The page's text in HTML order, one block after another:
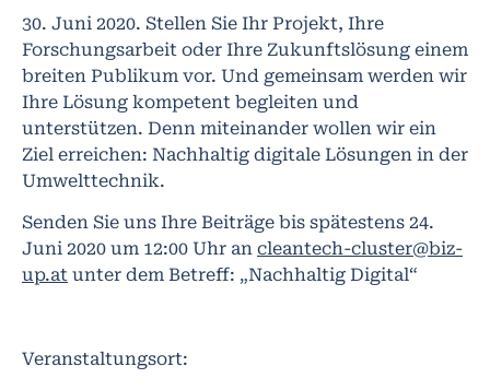
30. Juni 2020. Stellen Sie Ihr Projekt, Ihre
Forschungsarbeit oder Ihre Zukunftslösung einem
breiten Publikum vor. Und gemeinsam werden wir
Ihre Lösung kompetent begleiten und
unterstützen. Denn miteinander wollen wir ein
Ziel erreichen: Nachhaltig digitale Lösungen in der
Umwelttechnik.
Senden Sie uns Ihre Beiträge bis spätestens 24.
Juni 2020 um 12:00 Uhr an cleantech-cluster@biz-
up.at unter dem Betreff: „Nachhaltig Digital“
Veranstaltungsort: